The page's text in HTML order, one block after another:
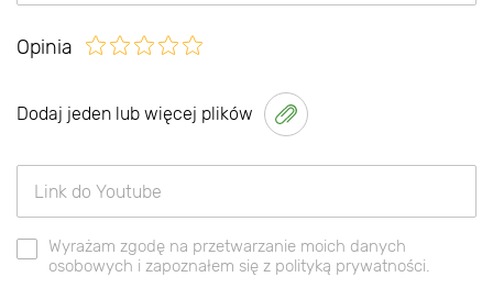
Opinia
Dodaj jeden lub więcej plików
Wyrażam zgodę na przetwarzanie moich danych
osobowych i zapoznałem się z polityką prywatności.